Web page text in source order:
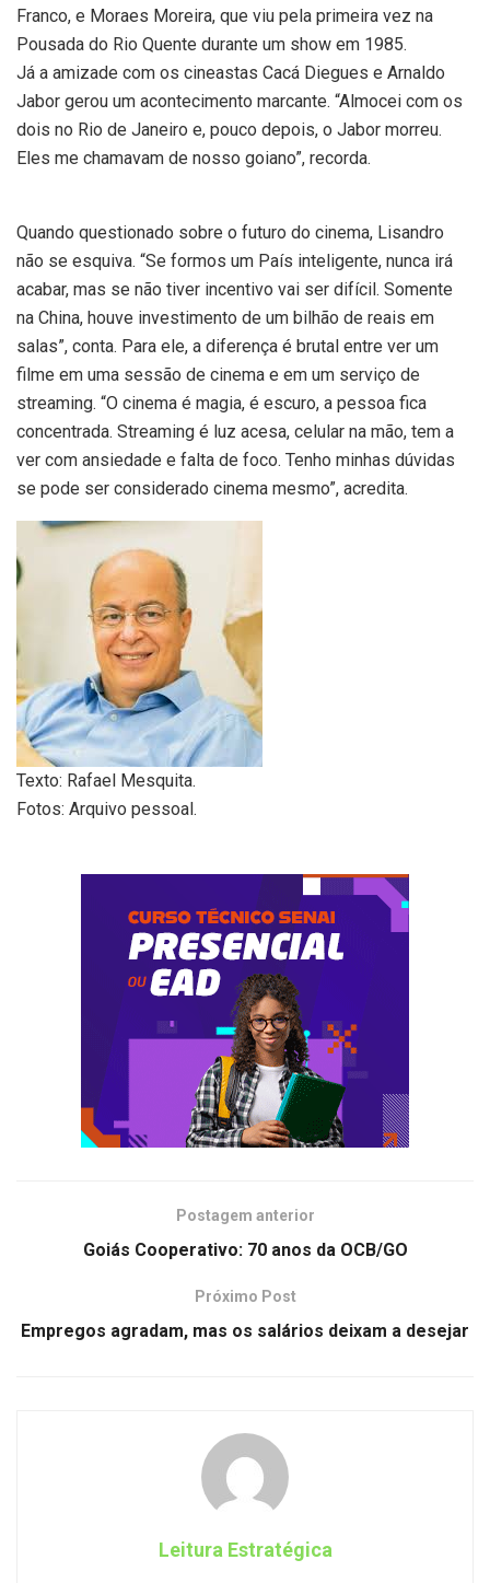
Franco, e Moraes Moreira, que viu pela primeira vez na
Pousada do Rio Quente durante um show em 1985.
Já a amizade com os cineastas Cacá Diegues e Arnaldo
Jabor gerou um acontecimento marcante. “Almocei com os
dois no Rio de Janeiro e, pouco depois, o Jabor morreu.
Eles me chamavam de nosso goiano”, recorda.
Quando questionado sobre o futuro do cinema, Lisandro
não se esquiva. “Se formos um País inteligente, nunca irá
acabar, mas se não tiver incentivo vai ser difícil. Somente
na China, houve investimento de um bilhão de reais em
salas”, conta. Para ele, a diferença é brutal entre ver um
filme em uma sessão de cinema e em um serviço de
streaming. “O cinema é magia, é escuro, a pessoa fica
concentrada. Streaming é luz acesa, celular na mão, tem a
ver com ansiedade e falta de foco. Tenho minhas dúvidas
se pode ser considerado cinema mesmo”, acredita.
Texto: Rafael Mesquita.
Fotos: Arquivo pessoal.
Postagem anterior
Goiás Cooperativo: 70 anos da OCB/GO
Próximo Post
Empregos agradam, mas os salários deixam a desejar
Leitura Estratégica